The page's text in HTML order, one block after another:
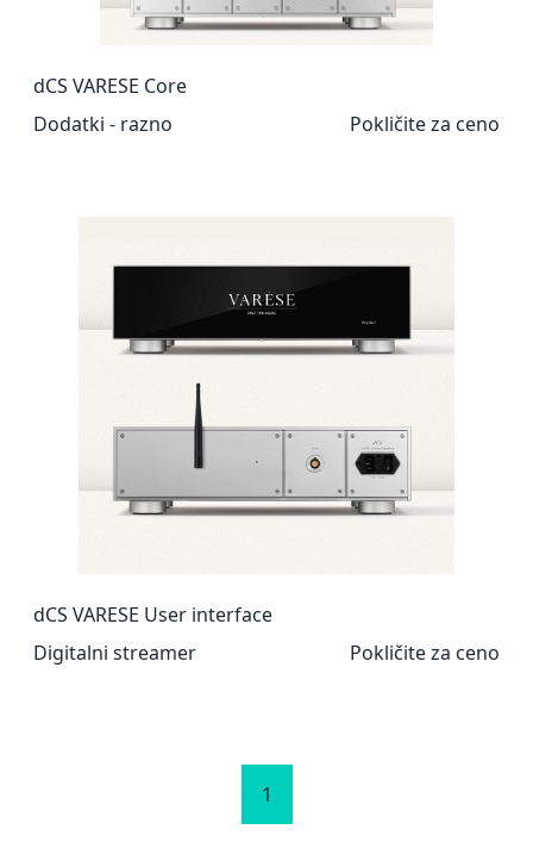
dCS VARESE Core
Dodatki - razno
Pokličite za ceno
dCS VARESE User interface
Digitalni streamer
Pokličite za ceno
1